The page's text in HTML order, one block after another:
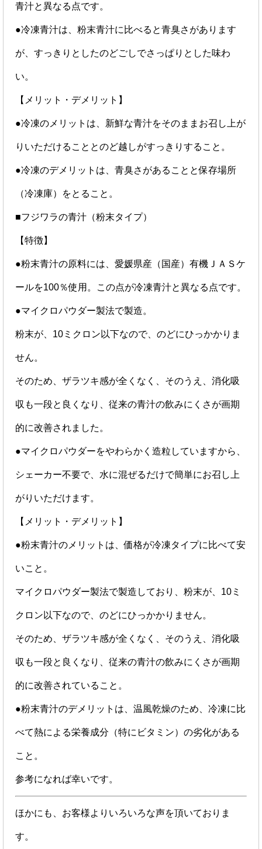
青汁と異なる点です。
●冷凍青汁は、粉末青汁に比べると青臭さがあります
が、すっきりとしたのどごしでさっぱりとした味わ
い。
【メリット・デメリット】
●冷凍のメリットは、新鮮な青汁をそのままお召し上が
りいただけることとのど越しがすっきりすること。
●冷凍のデメリットは、青臭さがあることと保存場所
（冷凍庫）をとること。
■フジワラの青汁（粉末タイプ）
【特徴】
●粉末青汁の原料には、愛媛県産（国産）有機ＪＡＳケ
ールを100％使用。この点が冷凍青汁と異なる点です。
●マイクロパウダー製法で製造。
粉末が、10ミクロン以下なので、のどにひっかかりま
せん。
そのため、ザラツキ感が全くなく、そのうえ、消化吸
収も一段と良くなり、従来の青汁の飲みにくさが画期
的に改善されました。
●マイクロパウダーをやわらかく造粒していますから、
シェーカー不要で、水に混ぜるだけで簡単にお召し上
がりいただけます。
【メリット・デメリット】
●粉末青汁のメリットは、価格が冷凍タイプに比べて安
いこと。
マイクロパウダー製法で製造しており、粉末が、10ミ
クロン以下なので、のどにひっかかりません。
そのため、ザラツキ感が全くなく、そのうえ、消化吸
収も一段と良くなり、従来の青汁の飲みにくさが画期
的に改善されていること。
●粉末青汁のデメリットは、温風乾燥のため、冷凍に比
べて熱による栄養成分（特にビタミン）の劣化がある
こと。
参考になれば幸いです。
ほかにも、お客様よりいろいろな声を頂いておりま
す。